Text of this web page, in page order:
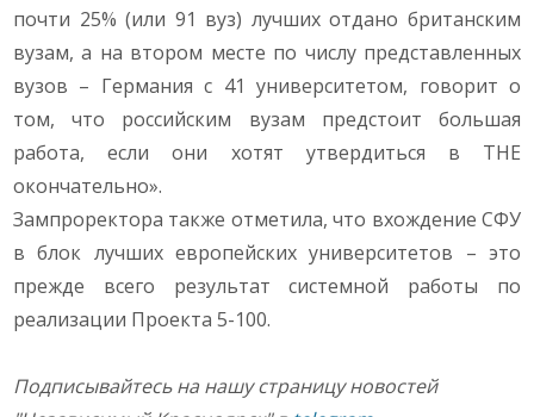
почти 25% (или 91 вуз) лучших отдано британским
вузам, а на втором месте по числу представленных
вузов – Германия с 41 университетом, говорит о
том, что российским вузам предстоит большая
работа, если они хотят утвердиться в THE
окончательно».
Зампроректора также отметила, что вхождение СФУ
в блок лучших европейских университетов – это
прежде всего результат системной работы по
реализации Проекта 5-100.
Подписывайтесь на нашу страницу новостей